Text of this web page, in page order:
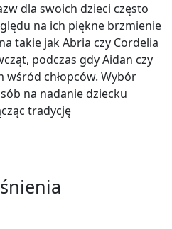
dla swoich dzieci często
na ich piękne brzmienie
takie jak Abria czy Cordelia
podczas gdy Aidan czy
wśród chłopców. Wybór
na nadanie dziecku
tradycję